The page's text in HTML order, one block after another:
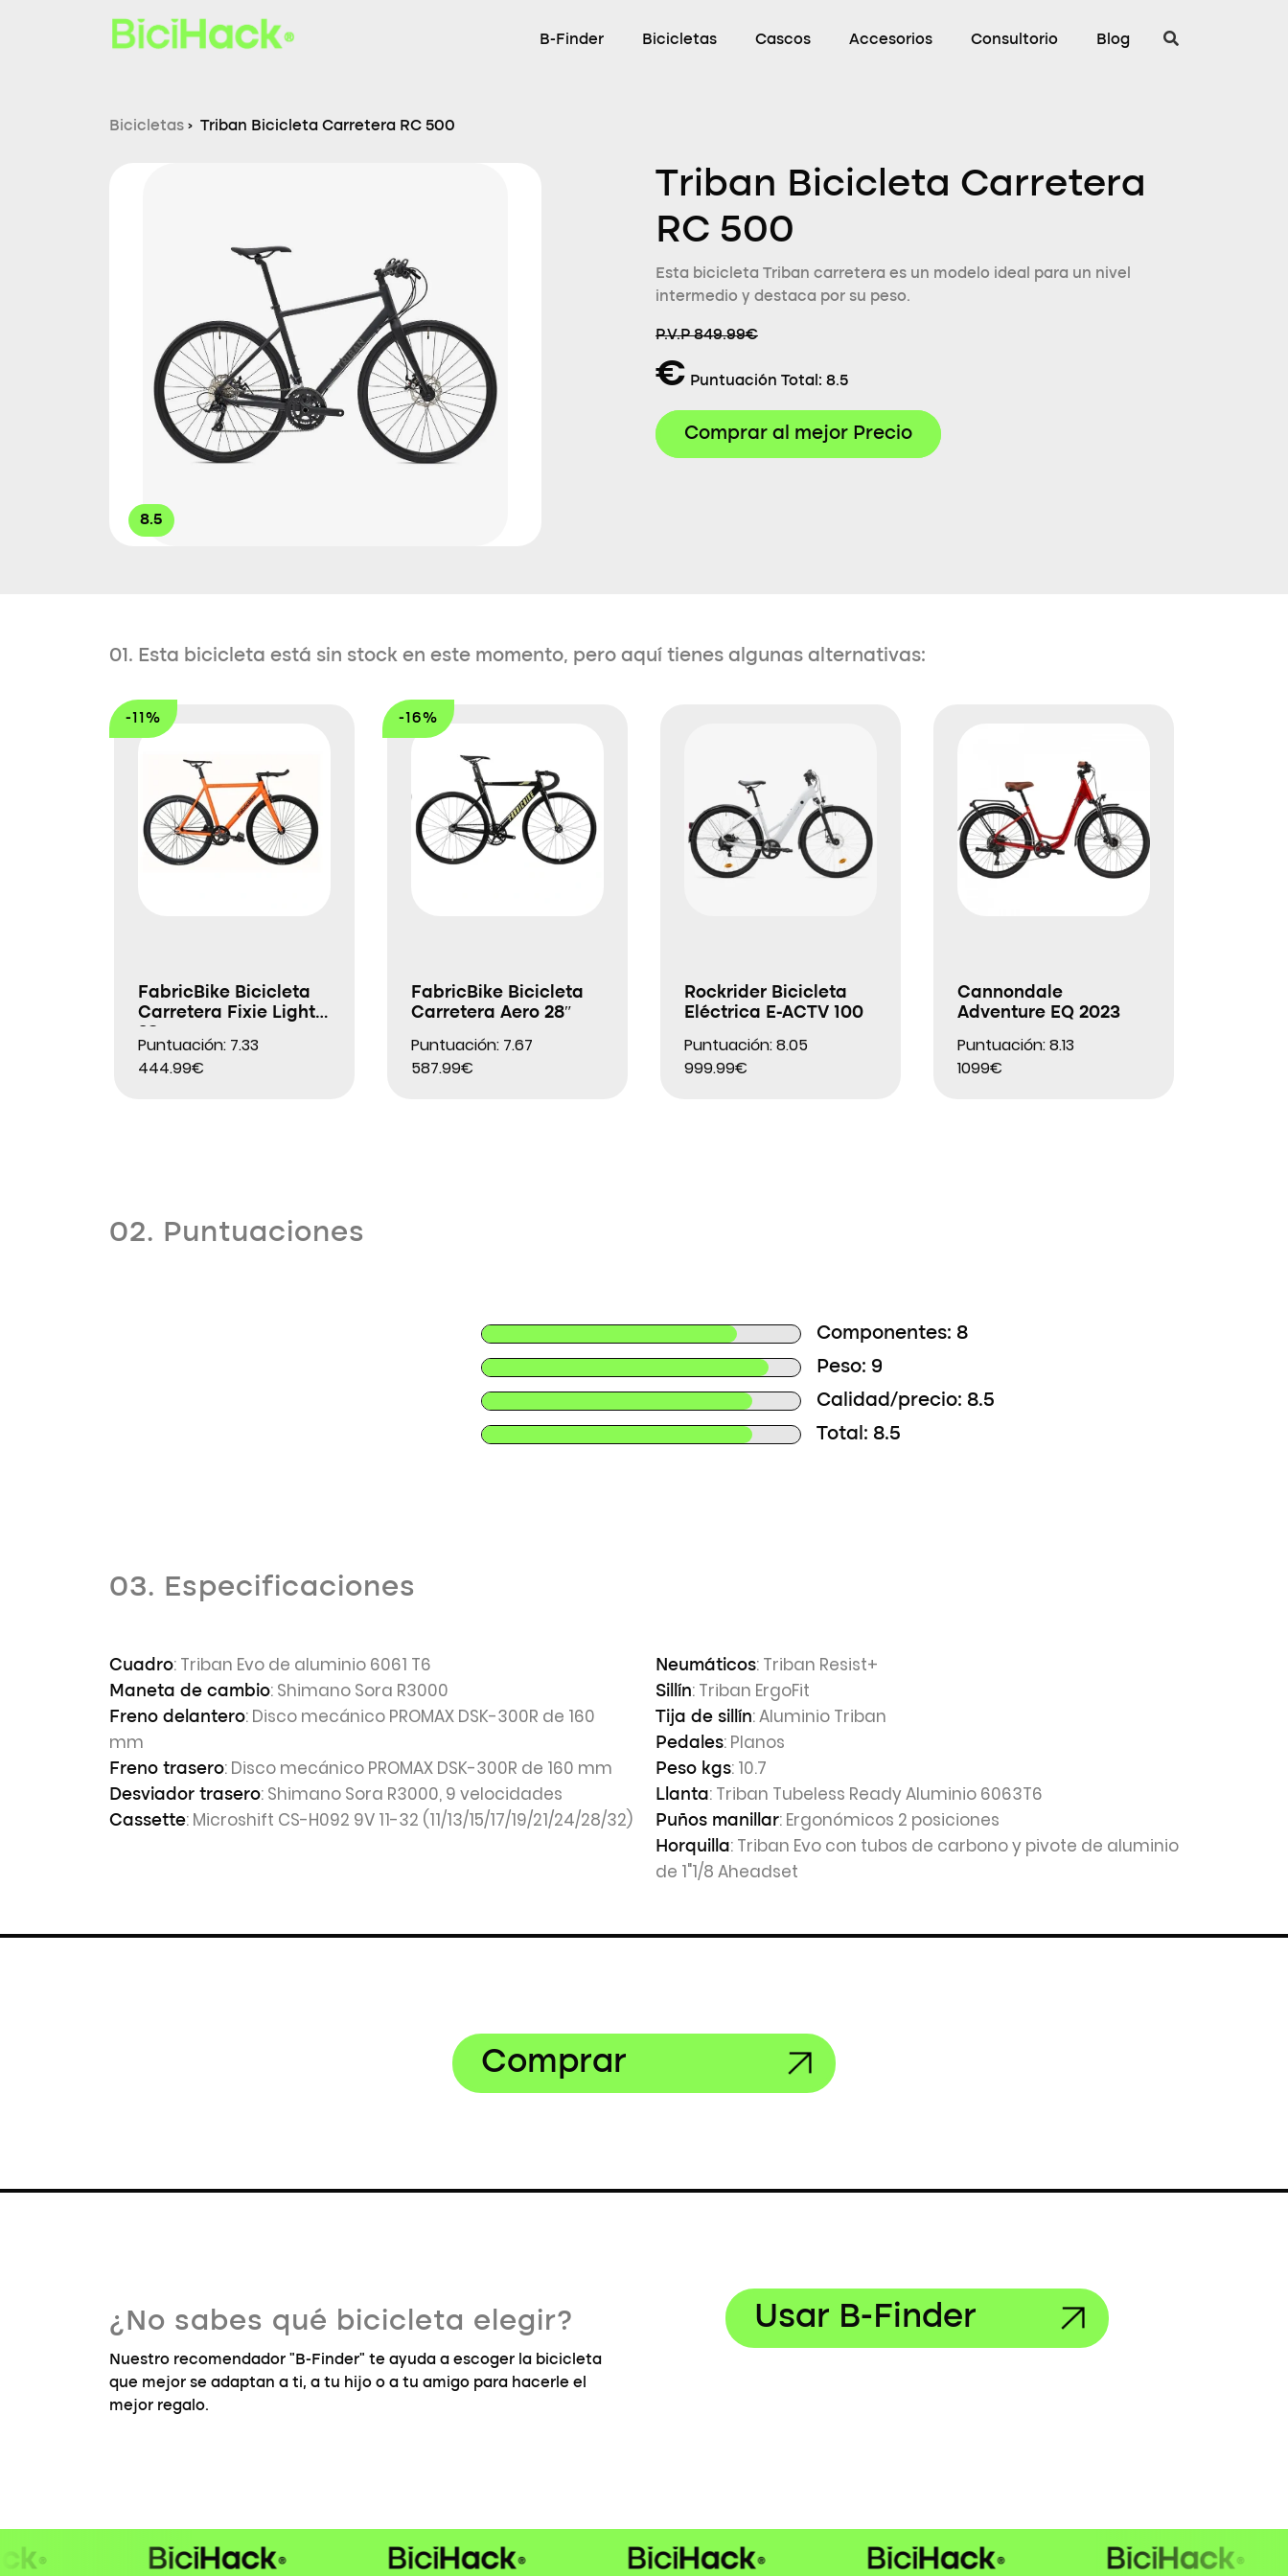
B-Finder Bicicletas Cascos Accesorios Consultorio Blog
Bicicletas › Triban Bicicleta Carretera RC 500
8.5
Triban Bicicleta Carretera
RC 500
Esta bicicleta Triban carretera es un modelo ideal para un nivel
intermedio y destaca por su peso.
P.V.P 849.99€
€ Puntuación Total: 8.5
Comprar al mejor Precio
01. Esta bicicleta está sin stock en este momento, pero aquí tienes algunas alternativas:
-11%
FabricBike Bicicleta
Carretera Fixie Light
Puntuación: 7.33
444.99€
-16%
FabricBike Bicicleta
Carretera Aero 28″
Puntuación: 7.67
587.99€
Rockrider Bicicleta
Eléctrica E-ACTV 100
Puntuación: 8.05
999.99€
Cannondale
Adventure EQ 2023
Puntuación: 8.13
1099€
02. Puntuaciones
Componentes: 8
Peso: 9
Calidad/precio: 8.5
Total: 8.5
03. Especificaciones
Cuadro: Triban Evo de aluminio 6061 T6
Maneta de cambio: Shimano Sora R3000
Freno delantero: Disco mecánico PROMAX DSK-300R de 160
mm
Freno trasero: Disco mecánico PROMAX DSK-300R de 160 mm
Desviador trasero: Shimano Sora R3000, 9 velocidades
Cassette: Microshift CS-H092 9V 11-32 (11/13/15/17/19/21/24/28/32)
Neumáticos: Triban Resist+
Sillín: Triban ErgoFit
Tija de sillín: Aluminio Triban
Pedales: Planos
Peso kgs: 10.7
Llanta: Triban Tubeless Ready Aluminio 6063T6
Puños manillar: Ergonómicos 2 posiciones
Horquilla: Triban Evo con tubos de carbono y pivote de aluminio
de 1"1/8 Aheadset
Comprar
¿No sabes qué bicicleta elegir?
Nuestro recomendador "B-Finder" te ayuda a escoger la bicicleta
que mejor se adaptan a ti, a tu hijo o a tu amigo para hacerle el
mejor regalo.
Usar B-Finder